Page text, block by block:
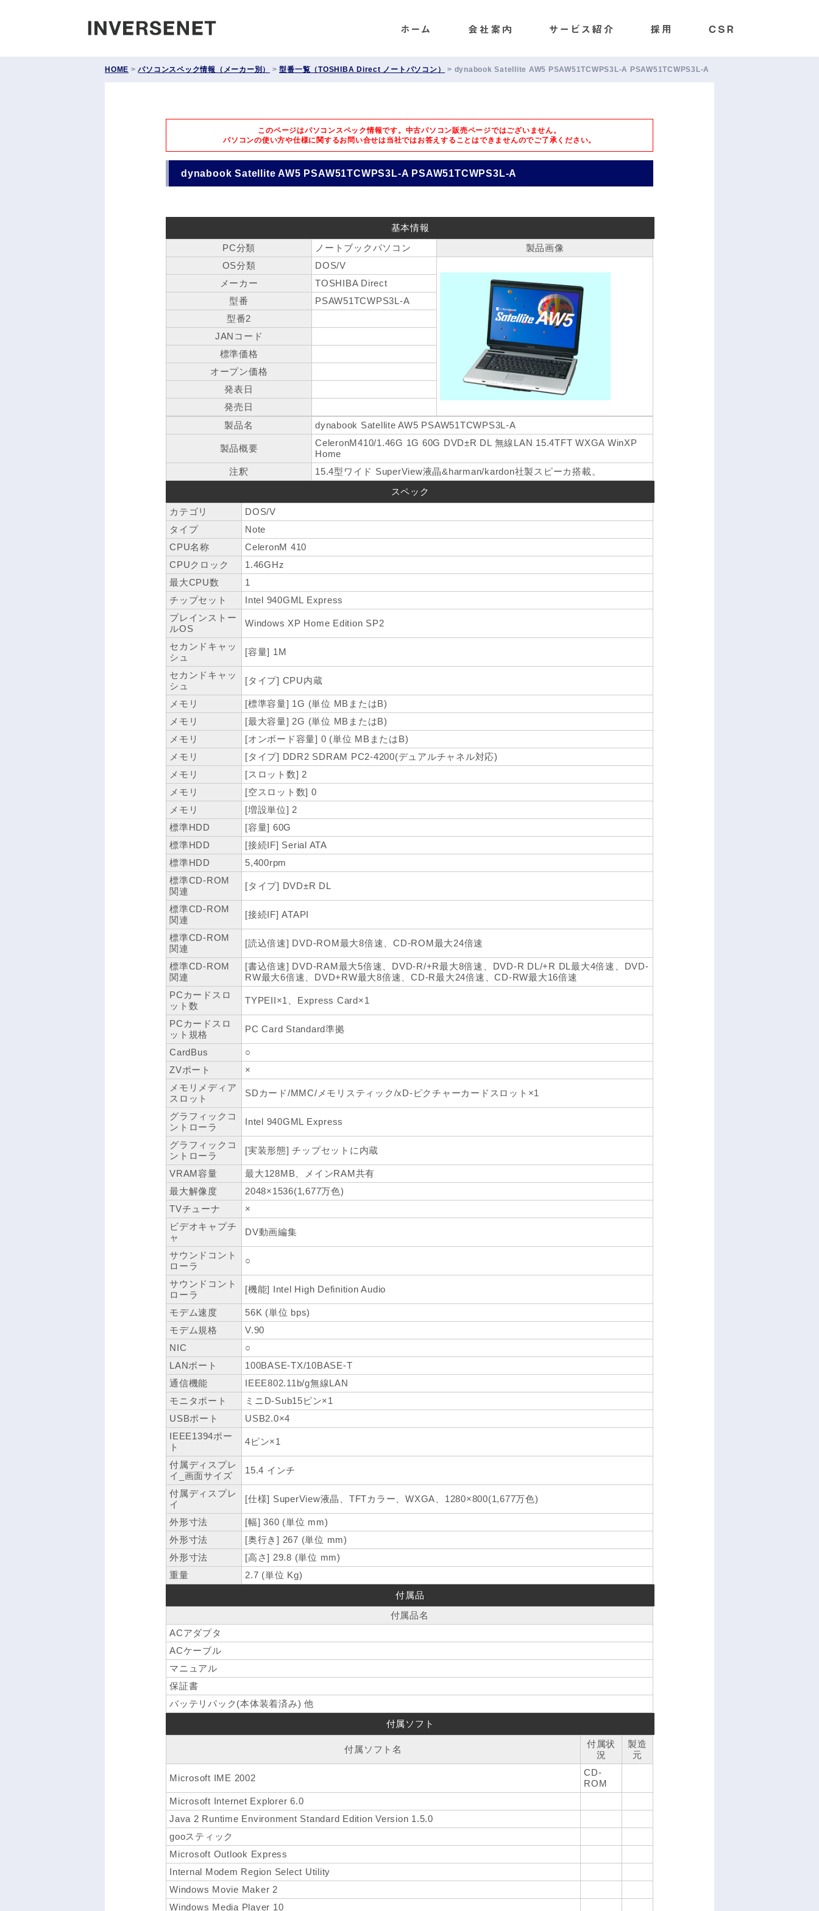
HOME >パソコンスペック情報（メーカー別） >型番一覧（TOSHIBA Direct ノートパソコン） > dynabook Satellite AW5 PSAW51TCWPS3L-A PSAW51TCWPS3L-A
このページはパソコンスペック情報です。中古パソコン販売ページではございません。
パソコンの使い方や仕様に関するお問い合せは当社ではお答えすることはできませんのでご了承ください。
dynabook Satellite AW5 PSAW51TCWPS3L-A PSAW51TCWPS3L-A
基本情報
PC分類
ノートブックパソコン
製品画像
OS分類
DOS/V
メーカー
TOSHIBA Direct
型番
PSAW51TCWPS3L-A
型番2
JANコード
標準価格
オープン価格
発表日
発売日
製品名
dynabook Satellite AW5 PSAW51TCWPS3L-A
製品概要
CeleronM410/1.46G 1G 60G DVD±R DL 無線LAN 15.4TFT WXGA WinXP
Home
注釈
15.4型ワイド SuperView液晶&harman/kardon社製スピーカ搭載。
スペック
カテゴリ
DOS/V
タイプ
Note
CPU名称
CeleronM 410
CPUクロック
1.46GHz
最大CPU数
1
チップセット
Intel 940GML Express
プレインストー
ルOS
Windows XP Home Edition SP2
セカンドキャッ
シュ
[容量] 1M
セカンドキャッ
シュ
[タイプ] CPU内蔵
メモリ
[標準容量] 1G (単位 MBまたはB)
メモリ
[最大容量] 2G (単位 MBまたはB)
メモリ
[オンボード容量] 0 (単位 MBまたはB)
メモリ
[タイプ] DDR2 SDRAM PC2-4200(デュアルチャネル対応)
メモリ
[スロット数] 2
メモリ
[空スロット数] 0
メモリ
[増設単位] 2
標準HDD
[容量] 60G
標準HDD
[接続IF] Serial ATA
標準HDD
5,400rpm
標準CD-ROM
関連
[タイプ] DVD±R DL
標準CD-ROM
関連
[接続IF] ATAPI
標準CD-ROM
関連
[読込倍速] DVD-ROM最大8倍速、CD-ROM最大24倍速
標準CD-ROM
関連
[書込倍速] DVD-RAM最大5倍速、DVD-R/+R最大8倍速、DVD-R DL/+R DL最大4倍速、DVD-
RW最大6倍速、DVD+RW最大8倍速、CD-R最大24倍速、CD-RW最大16倍速
PCカードスロ
ット数
TYPEII×1、Express Card×1
PCカードスロ
ット規格
PC Card Standard準拠
CardBus
○
ZVポート
×
メモリメディア
スロット
SDカード/MMC/メモリスティック/xD-ピクチャーカードスロット×1
グラフィックコ
ントローラ
Intel 940GML Express
グラフィックコ
ントローラ
[実装形態] チップセットに内蔵
VRAM容量
最大128MB、メインRAM共有
最大解像度
2048×1536(1,677万色)
TVチューナ
×
ビデオキャプチ
ャ
DV動画編集
サウンドコント
ローラ
○
サウンドコント
ローラ
[機能] Intel High Definition Audio
モデム速度
56K (単位 bps)
モデム規格
V.90
NIC
○
LANポート
100BASE-TX/10BASE-T
通信機能
IEEE802.11b/g無線LAN
モニタポート
ミニD-Sub15ピン×1
USBポート
USB2.0×4
IEEE1394ポー
ト
4ピン×1
付属ディスプレ
イ_画面サイズ
15.4 インチ
付属ディスプレ
イ
[仕様] SuperView液晶、TFTカラー、WXGA、1280×800(1,677万色)
外形寸法
[幅] 360 (単位 mm)
外形寸法
[奥行き] 267 (単位 mm)
外形寸法
[高さ] 29.8 (単位 mm)
重量
2.7 (単位 Kg)
付属品
付属品名
ACアダプタ
ACケーブル
マニュアル
保証書
バッテリパック(本体装着済み) 他
付属ソフト
付属ソフト名
付属状
況
製造
元
Microsoft IME 2002
CD-
ROM
Microsoft Internet Explorer 6.0
Java 2 Runtime Environment Standard Edition Version 1.5.0
gooスティック
Microsoft Outlook Express
Internal Modem Region Select Utility
Windows Movie Maker 2
Windows Media Player 10